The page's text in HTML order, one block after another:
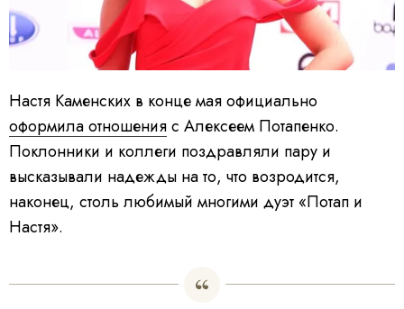
Настя Каменских в конце мая официально
оформила отношенияс Алексеем Потапенко.
Поклонники и коллеги поздравляли пару и
высказывали надежды на то, что возродится,
наконец, столь любимый многими дуэт «Потап и
Настя».